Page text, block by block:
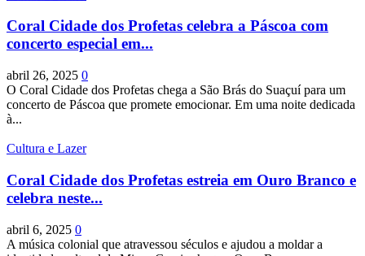
Coral Cidade dos Profetas celebra a Páscoa com
concerto especial em...
abril 26, 2025 0
O Coral Cidade dos Profetas chega a São Brás do Suaçuí para um
concerto de Páscoa que promete emocionar. Em uma noite dedicada
à...
Cultura e Lazer
Coral Cidade dos Profetas estreia em Ouro Branco e
celebra neste...
abril 6, 2025 0
A música colonial que atravessou séculos e ajudou a moldar a